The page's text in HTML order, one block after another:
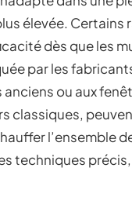
élevée.
dès que les
par les
anciens ou aux
classiques,
l’ensemble
techniques